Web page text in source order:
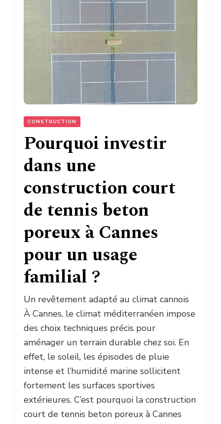
CONSTRUCTION
Pourquoi investir
dans une
construction court
de tennis beton
poreux à Cannes
pour un usage
familial ?
Un revêtement adapté au climat cannois
À Cannes, le climat méditerranéen impose
des choix techniques précis pour
aménager un terrain durable chez soi. En
effet, le soleil, les épisodes de pluie
intense et l’humidité marine sollicitent
fortement les surfaces sportives
extérieures. C’est pourquoi la construction
court de tennis beton poreux à Cannes